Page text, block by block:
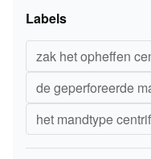
Labels
zak het opheffen
de geperforeerde
het mandtype